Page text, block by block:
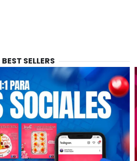
BEST SELLERS